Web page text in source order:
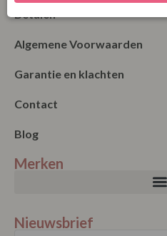
Algemene Voorwaarden
Garantie en klachten
Contact
Blog
Merken
Nieuwsbrief